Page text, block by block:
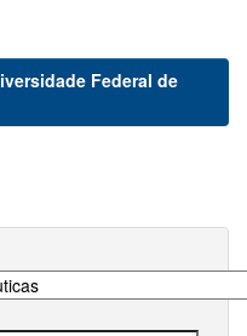
Federal de